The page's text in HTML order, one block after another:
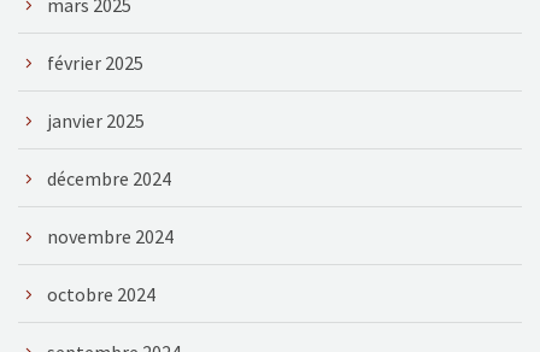
février 2025
janvier 2025
décembre 2024
novembre 2024
octobre 2024